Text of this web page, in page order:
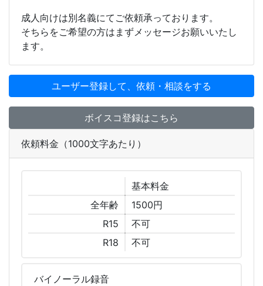
成人向けは別名義にてご依頼承っております。
そちらをご希望の方はまずメッセージお願いいたし
ます。
ユーザー登録して、依頼・相談をする
ボイスコ登録はこちら
依頼料金（1000文字あたり）
基本料金
全年齢
1500円
R15
不可
R18
不可
バイノーラル録音